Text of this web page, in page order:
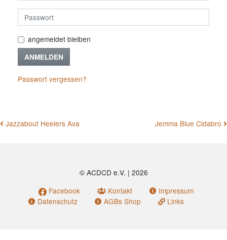
angemeldet bleiben
ANMELDEN
Passwort vergessen?
BEITRAGSNAVIGATION
Jazzabout Heelers Ava Jemma Blue Cidabro
© ACDCD e.V. | 2026
Facebook
Kontakt
Impressum
Datenschutz
AGBs Shop Links